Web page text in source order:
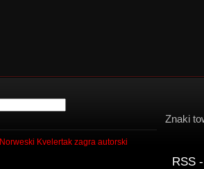
Norweski Kvelertak zagra autorski
Znaki
RSS